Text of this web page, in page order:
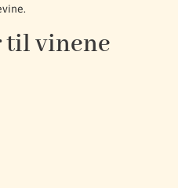
til vinene